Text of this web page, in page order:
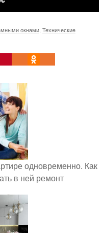
окнами Технические
одновременно. Как
в ней ремонт